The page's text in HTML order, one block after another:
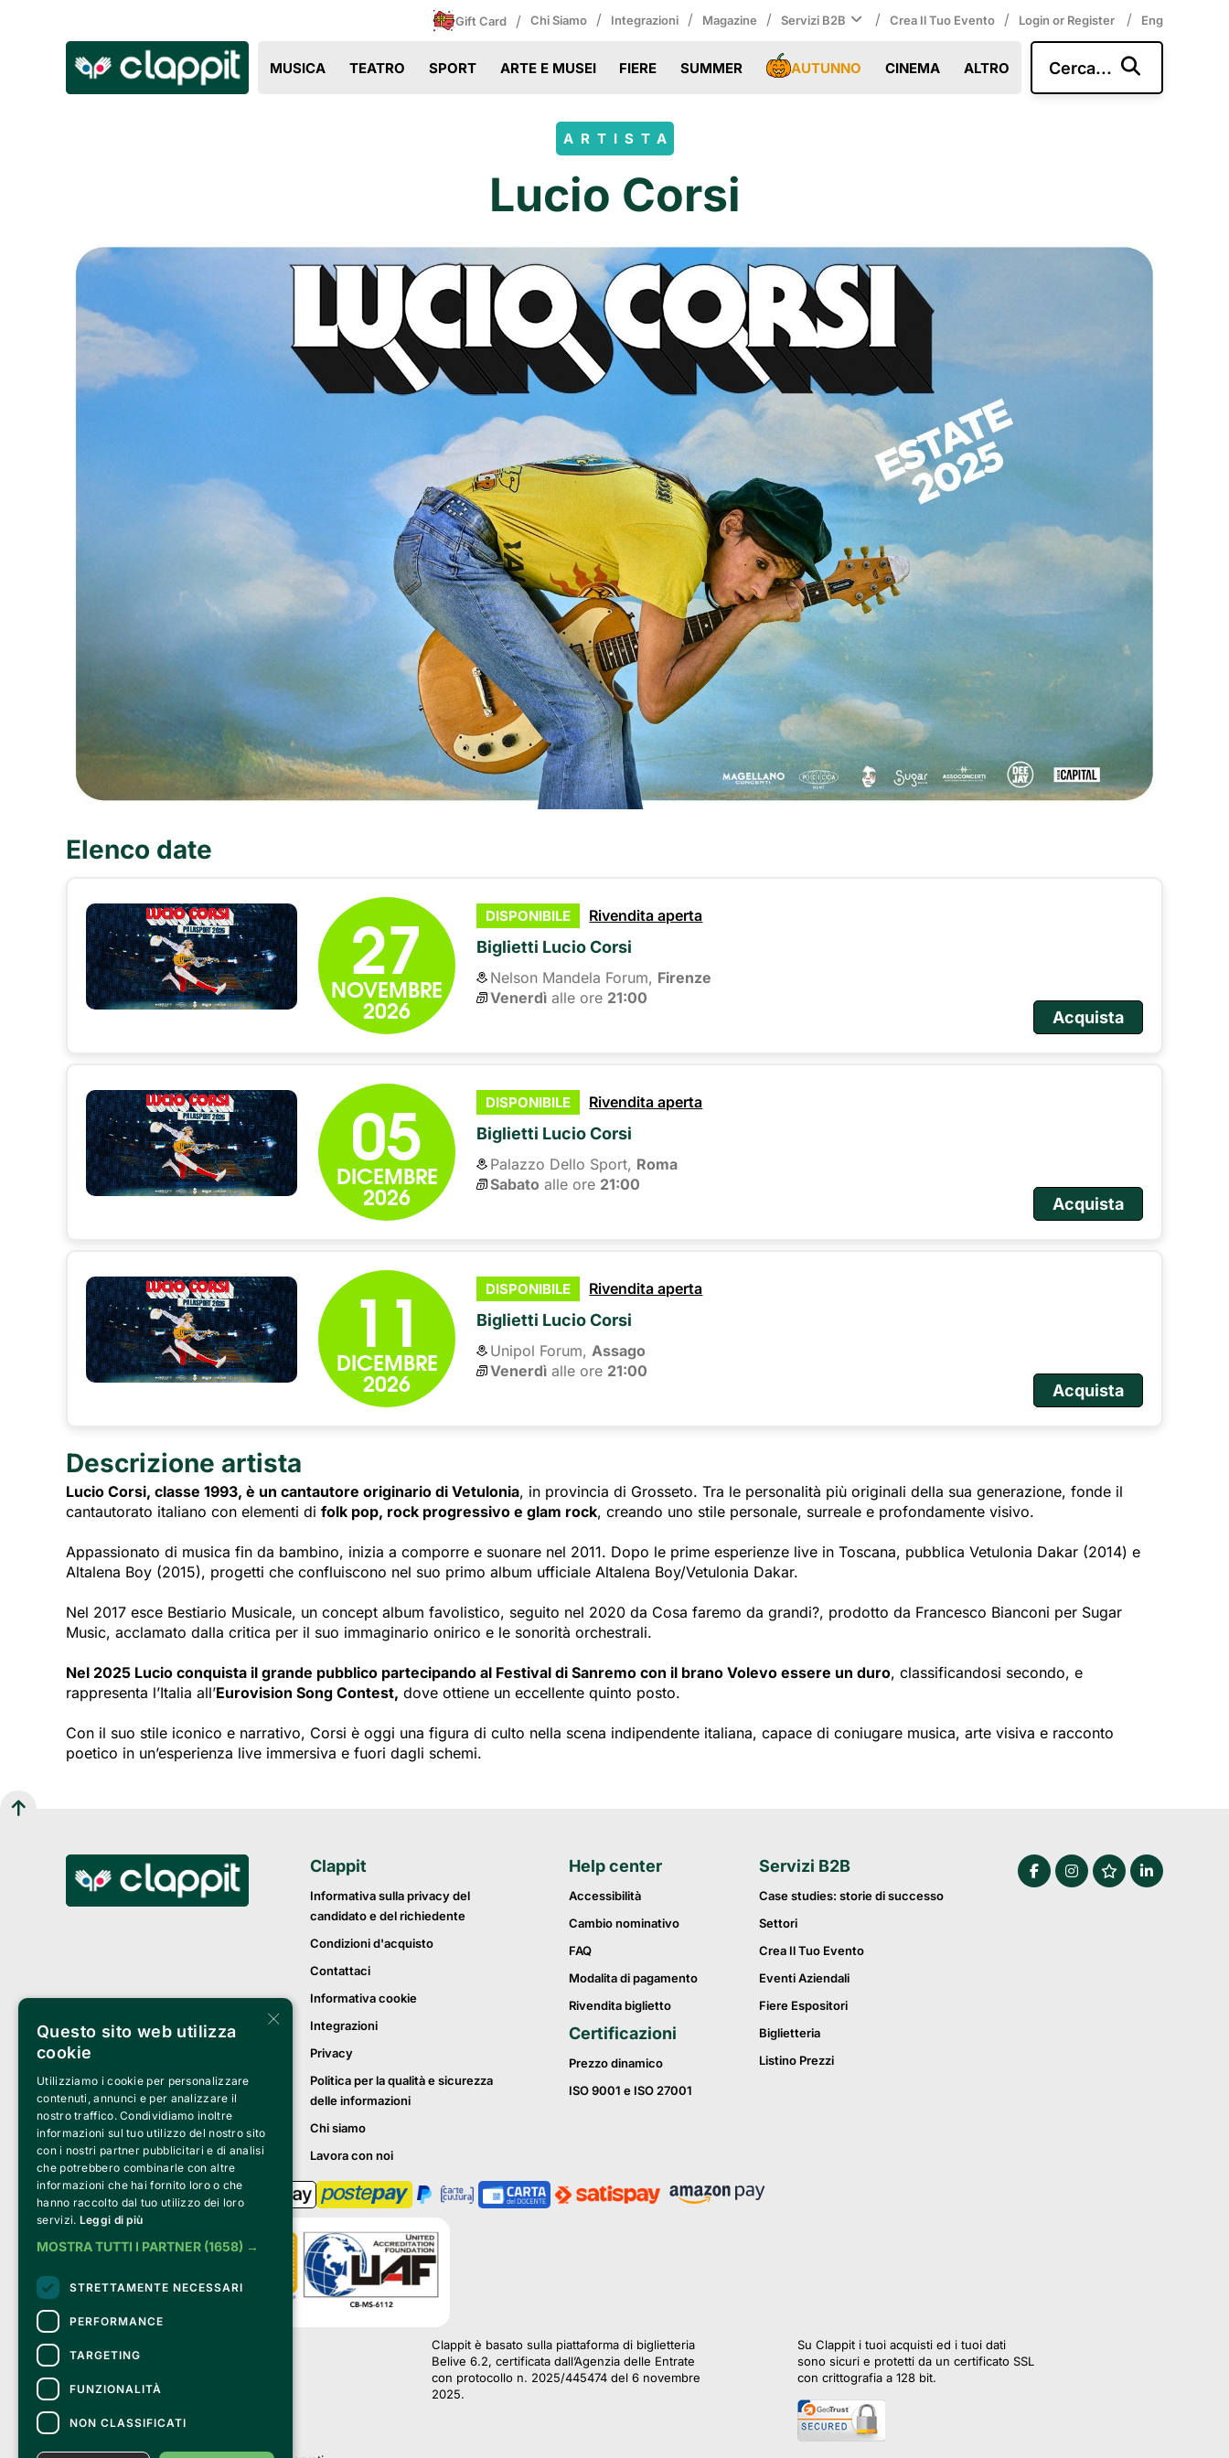
Gift Card / Chi Siamo / Integrazioni / Magazine / Servizi B2B / Crea Il Tuo Evento / Login or Register / Eng
MUSICA TEATRO SPORT ARTE E MUSEI FIERE SUMMER AUTUNNO CINEMA ALTRO Cerca...
ARTISTA
Lucio Corsi
Elenco date
27
NOVEMBRE
2026
DISPONIBILE Rivendita aperta
Biglietti Lucio Corsi
Nelson Mandela Forum, Firenze
Venerdì alle ore 21:00
Acquista
05
DICEMBRE
2026
DISPONIBILE Rivendita aperta
Biglietti Lucio Corsi
Palazzo Dello Sport, Roma
Sabato alle ore 21:00
Acquista
11
DICEMBRE
2026
DISPONIBILE Rivendita aperta
Biglietti Lucio Corsi
Unipol Forum, Assago
Venerdì alle ore 21:00
Acquista
Descrizione artista
Lucio Corsi, classe 1993, è un cantautore originario di Vetulonia, in provincia di Grosseto. Tra le personalità più originali della sua generazione, fonde il
cantautorato italiano con elementi di folk pop, rock progressivo e glam rock, creando uno stile personale, surreale e profondamente visivo.
Appassionato di musica fin da bambino, inizia a comporre e suonare nel 2011. Dopo le prime esperienze live in Toscana, pubblica Vetulonia Dakar (2014) e
Altalena Boy (2015), progetti che confluiscono nel suo primo album ufficiale Altalena Boy/Vetulonia Dakar.
Nel 2017 esce Bestiario Musicale, un concept album favolistico, seguito nel 2020 da Cosa faremo da grandi?, prodotto da Francesco Bianconi per Sugar
Music, acclamato dalla critica per il suo immaginario onirico e le sonorità orchestrali.
Nel 2025 Lucio conquista il grande pubblico partecipando al Festival di Sanremo con il brano Volevo essere un duro, classificandosi secondo, e
rappresenta l’Italia all’Eurovision Song Contest, dove ottiene un eccellente quinto posto.
Con il suo stile iconico e narrativo, Corsi è oggi una figura di culto nella scena indipendente italiana, capace di coniugare musica, arte visiva e racconto
poetico in un’esperienza live immersiva e fuori dagli schemi.
Clappit
Informativa sulla privacy del
candidato e del richiedente
Condizioni d'acquisto
Contattaci
Informativa cookie
Integrazioni
Privacy
Politica per la qualità e sicurezza
delle informazioni
Chi siamo
Lavora con noi
Help center
Accessibilità
Cambio nominativo
FAQ
Modalita di pagamento
Rivendita biglietto
Certificazioni
Prezzo dinamico
ISO 9001 e ISO 27001
Servizi B2B
Case studies: storie di successo
Settori
Crea Il Tuo Evento
Eventi Aziendali
Fiere Espositori
Biglietteria
Listino Prezzi
Bemils Srl
Via Fosse Ardeatine, 4 -20092 Cinisello
PI 05589050961
Clappit è basato sulla piattaforma di biglietteria
Belive 6.2, certificata dall’Agenzia delle Entrate
con protocollo n. 2025/445474 del 6 novembre
2025.
Su Clappit i tuoi acquisti ed i tuoi dati
sono sicuri e protetti da un certificato SSL
con crittografia a 128 bit.
×
Questo sito web utilizza
cookie
Utilizziamo i cookie per personalizzare
contenuti, annunci e per analizzare il
nostro traffico. Condividiamo inoltre
informazioni sul tuo utilizzo del nostro sito
con i nostri partner pubblicitari e di analisi
che potrebbero combinarle con altre
informazioni che hai fornito loro o che
hanno raccolto dal tuo utilizzo dei loro
servizi. Leggi di più
MOSTRA TUTTI I PARTNER (1658) →
STRETTAMENTE NECESSARI
PERFORMANCE
TARGETING
FUNZIONALITÀ
NON CLASSIFICATI